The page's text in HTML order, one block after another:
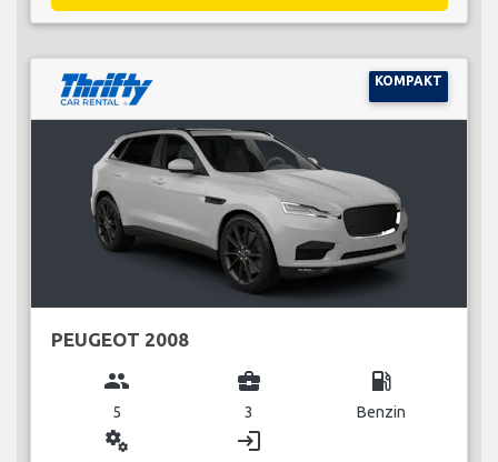
KOMPAKT
PEUGEOT 2008
group
5
business_center
3
local_gas_station
Benzin
miscellaneous_services login